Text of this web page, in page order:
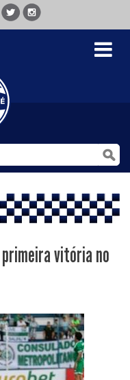
Toggle
vitória no